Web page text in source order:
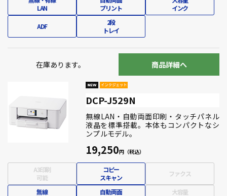
LAN
プリント
インク
ADF
2段
トレイ
在庫あります。 商品詳細へ
DCP-J529N
無線LAN・自動両面印刷・タッチパネル
液晶を標準搭載。本体もコンパクトなシ
ンプルモデル。
19,250
A3印刷
可能
コピー
スキャン
ファクス
無線
自動両面
大容量